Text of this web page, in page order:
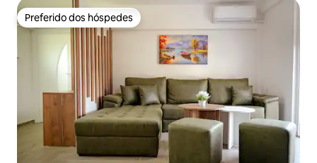
Preferido dos hóspedes
Preferido dos hóspedes